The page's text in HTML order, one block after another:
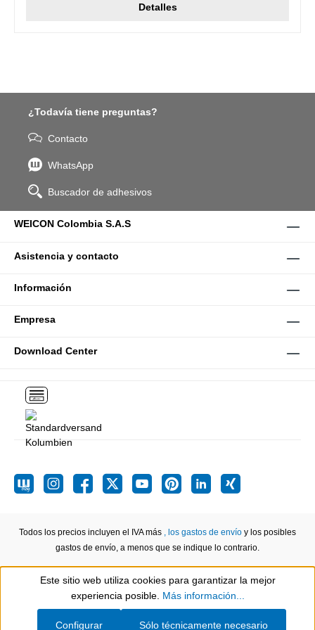
Detalles
¿Todavía tiene preguntas?
Contacto
WhatsApp
Buscador de adhesivos
WEICON Colombia S.A.S
Asistencia y contacto
Información
Empresa
Download Center
Todos los precios incluyen el IVA más , los gastos de envío y los posibles
gastos de envío, a menos que se indique lo contrario.
Show toolbar
Este sitio web utiliza cookies para garantizar la mejor
experiencia posible. Más información...
Sólo técnicamente necesario
Configurar